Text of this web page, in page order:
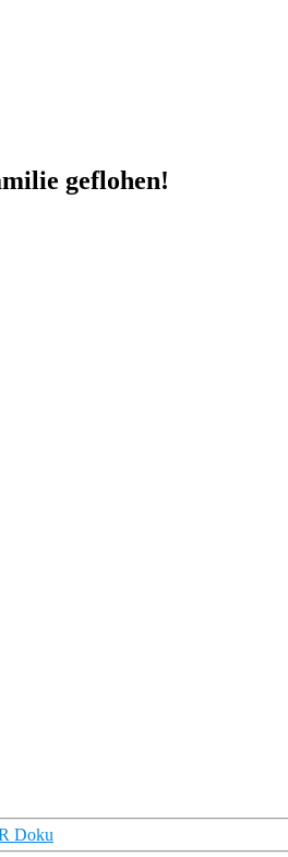
geflohen!
Doku